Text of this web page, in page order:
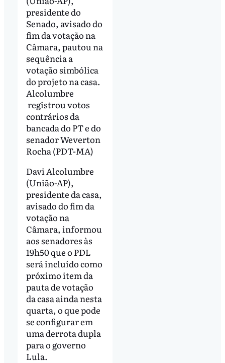
presidente do
Senado, avisado do
fim da votação na
Câmara, pautou na
sequência a
votação simbólica
do projeto na casa.
Alcolumbre
registrou votos
contrários da
bancada do PT e do
senador Weverton
Rocha (PDT-MA)
Davi Alcolumbre
(União-AP),
presidente da casa,
avisado do fim da
votação na
Câmara, informou
aos senadores às
19h50 que o PDL
será incluído como
próximo item da
pauta de votação
da casa ainda nesta
quarta, o que pode
se configurar em
uma derrota dupla
para o governo
Lula.